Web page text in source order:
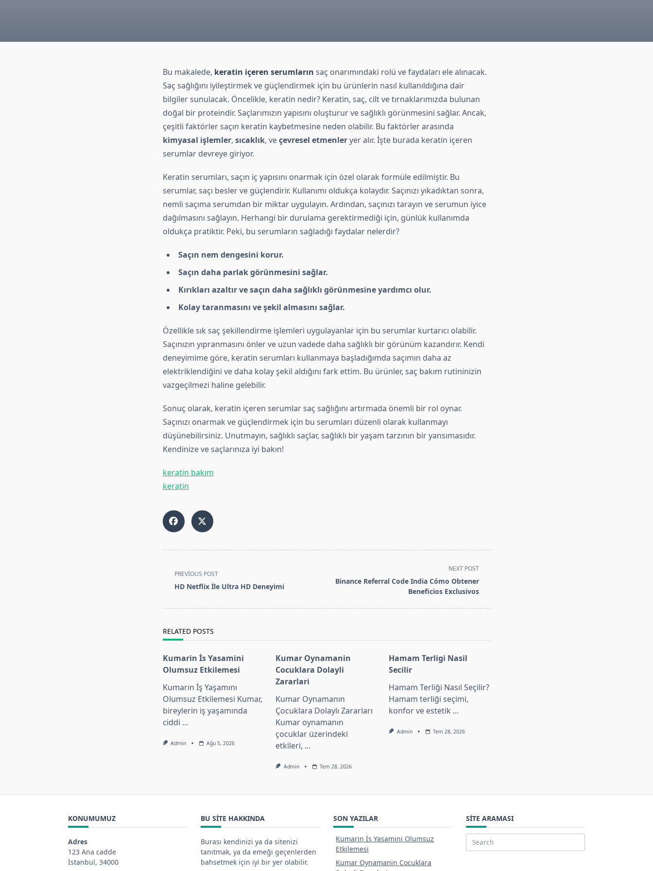
Bu makalede, keratin içeren serumların saç onarımındaki rolü ve faydaları ele alınacak.
Saç sağlığını iyileştirmek ve güçlendirmek için bu ürünlerin nasıl kullanıldığına dair
bilgiler sunulacak. Öncelikle, keratin nedir? Keratin, saç, cilt ve tırnaklarımızda bulunan
doğal bir proteindir. Saçlarımızın yapısını oluşturur ve sağlıklı görünmesini sağlar. Ancak,
çeşitli faktörler saçın keratin kaybetmesine neden olabilir. Bu faktörler arasında
kimyasal işlemler, sıcaklık, veçevresel etmenleryer alır. İşte burada keratin içeren
serumlar devreye giriyor.
Keratin serumları, saçın iç yapısını onarmak için özel olarak formüle edilmiştir. Bu
serumlar, saçı besler ve güçlendirir. Kullanımı oldukça kolaydır. Saçınızı yıkadıktan sonra,
nemli saçıma serumdan bir miktar uygulayın. Ardından, saçınızı tarayın ve serumun iyice
dağılmasını sağlayın. Herhangi bir durulama gerektirmediği için, günlük kullanımda
oldukça pratiktir. Peki, bu serumların sağladığı faydalar nelerdir?
Saçın nem dengesini korur.
Saçın daha parlak görünmesini sağlar.
Kırıkları azaltır ve saçın daha sağlıklı görünmesine yardımcı olur.
Kolay taranmasını ve şekil almasını sağlar.
Özellikle sık saç şekillendirme işlemleri uygulayanlar için bu serumlar kurtarıcı olabilir.
Saçınızın yıpranmasını önler ve uzun vadede daha sağlıklı bir görünüm kazandırır. Kendi
deneyimime göre, keratin serumları kullanmaya başladığımda saçımın daha az
elektriklendiğini ve daha kolay şekil aldığını fark ettim. Bu ürünler, saç bakım rutininizin
vazgeçilmezi haline gelebilir.
Sonuç olarak, keratin içeren serumlar saç sağlığını artırmada önemli bir rol oynar.
Saçınızı onarmak ve güçlendirmek için bu serumları düzenli olarak kullanmayı
düşünebilirsiniz. Unutmayın, sağlıklı saçlar, sağlıklı bir yaşam tarzının bir yansımasıdır.
Kendinize ve saçlarınıza iyi bakın!
keratin bakım
keratin
class="nav-
subtitle
PREVIOUS POST
HD Netflix İle Ultra HD Deneyimi
NEXT POST
Binance Referral Code India Cómo Obtener
Beneficios Exclusivos
RELATED POSTS
Kumarin İs Yasamini
Olumsuz Etkilemesi
Kumarın İş Yaşamını
Olumsuz Etkilemesi Kumar,
bireylerin iş yaşamında
ciddi ...
Admin Ağu 5, 2026
Kumar Oynamanin
Cocuklara Dolayli
Zararlari
Kumar Oynamanın
Çocuklara Dolaylı Zararları
Kumar oynamanın
çocuklar üzerindeki
etkileri, ...
Admin Tem 28, 2026
Hamam Terligi Nasil
Secilir
Hamam Terliği Nasıl Seçilir?
Hamam terliği seçimi,
konfor ve estetik ...
Admin Tem 28, 2026
KONUMUMUZ
Adres
123 Ana cadde
İstanbul, 34000
BU SITE HAKKINDA
Burası kendinizi ya da sitenizi
tanıtmak, ya da emeği geçenlerden
bahsetmek için iyi bir yer olabilir.
SON YAZILAR
Kumarin İs Yasamini Olumsuz
Etkilemesi
Kumar Oynamanin Cocuklara
SITE ARAMASI
Search